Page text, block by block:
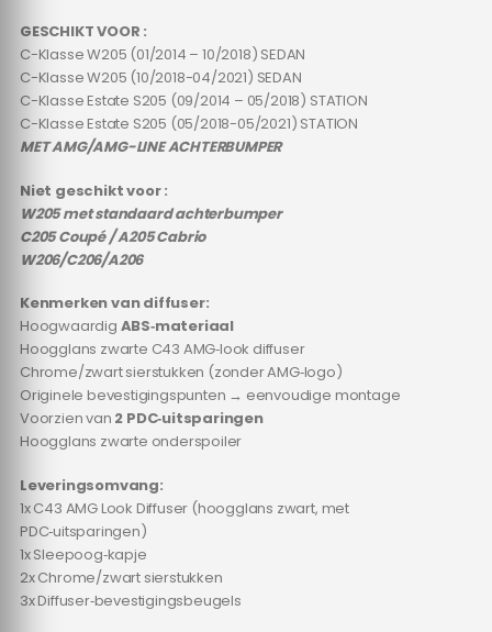
GESCHIKT VOOR :
C-Klasse W205 (01/2014 – 10/2018) SEDAN
C-Klasse W205 (10/2018-04/2021) SEDAN
C-Klasse Estate S205 (09/2014 – 05/2018) STATION
C-Klasse Estate S205 (05/2018-05/2021) STATION
MET AMG/AMG-LINE ACHTERBUMPER
Niet geschikt voor :
W205 met standaard achterbumper
C205 Coupé / A205 Cabrio
W206/C206/A206
Kenmerken van diffuser:
Hoogwaardig ABS‑materiaal
Hoogglans zwarte C43 AMG‑look diffuser
Chrome/zwart sierstukken (zonder AMG‑logo)
Originele bevestigingspunten → eenvoudige montage
Voorzien van 2 PDC‑uitsparingen
Hoogglans zwarte onderspoiler
Leveringsomvang:
1x C43 AMG Look Diffuser (hoogglans zwart, met
PDC‑uitsparingen)
1x Sleepoog‑kapje
2x Chrome/zwart sierstukken
3x Diffuser‑bevestigingsbeugels